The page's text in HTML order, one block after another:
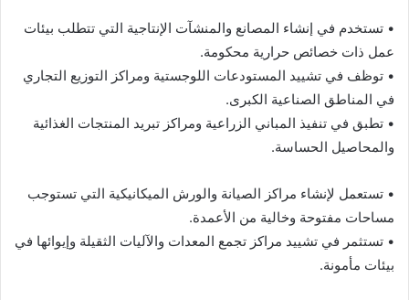
• تستخدم في إنشاء المصانع والمنشآت الإنتاجية التي تتطلب بيئات
عمل ذات خصائص حرارية محكومة.
• توظف في تشييد المستودعات اللوجستية ومراكز التوزيع التجاري
في المناطق الصناعية الكبرى.
• تطبق في تنفيذ المباني الزراعية ومراكز تبريد المنتجات الغذائية
والمحاصيل الحساسة.
• تستعمل لإنشاء مراكز الصيانة والورش الميكانيكية التي تستوجب
مساحات مفتوحة وخالية من الأعمدة.
• تستثمر في تشييد مراكز تجمع المعدات والآليات الثقيلة وإيوائها في
بيئات مأمونة.